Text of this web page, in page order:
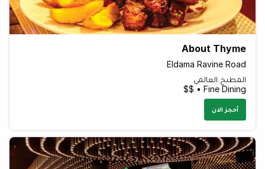
About Thyme
Eldama Ravine Road
المطبخ العالمي
Fine Dining • $$
أحجز الان